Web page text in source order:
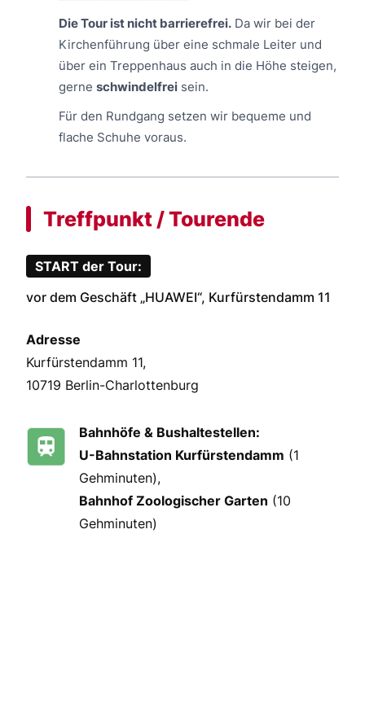
Die Tour ist nicht barrierefrei. Da wir bei der
Kirchenführung über eine schmale Leiter und
über ein Treppenhaus auch in die Höhe steigen,
gerne schwindelfrei sein.
Für den Rundgang setzen wir bequeme und
flache Schuhe voraus.
Treffpunkt / Tourende
START der Tour:
vor dem Geschäft „HUAWEI“, Kurfürstendamm 11
Adresse
Kurfürstendamm 11,
10719 Berlin-Charlottenburg
Bahnhöfe & Bushaltestellen:
U-Bahnstation Kurfürstendamm (1
Gehminuten),
Bahnhof Zoologischer Garten (10
Gehminuten)